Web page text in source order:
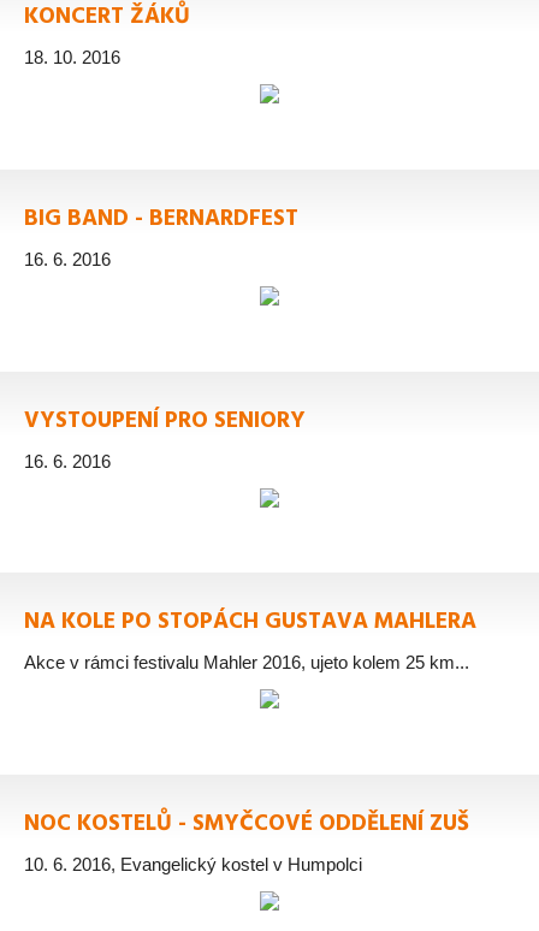
KONCERT ŽÁKŮ
18. 10. 2016
BIG BAND - BERNARDFEST
16. 6. 2016
VYSTOUPENÍ PRO SENIORY
16. 6. 2016
NA KOLE PO STOPÁCH GUSTAVA MAHLERA
Akce v rámci festivalu Mahler 2016, ujeto kolem 25 km...
NOC KOSTELŮ - SMYČCOVÉ ODDĚLENÍ ZUŠ
10. 6. 2016, Evangelický kostel v Humpolci